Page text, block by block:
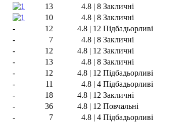
13 4.8 | 8 Закличні
10 4.8 | 8 Закличні
- 12 4.8 | 12 Підбадьорливі
- 7 4.8 | 8 Закличні
- 12 4.8 | 12 Закличні
- 13 4.8 | 8 Закличні
- 12 4.8 | 12 Підбадьорливі
- 11 4.8 | 4 Підбадьорливі
- 18 4.8 | 12 Закличні
- 36 4.8 | 12 Повчальні
- 7 4.8 | 4 Підбадьорливі